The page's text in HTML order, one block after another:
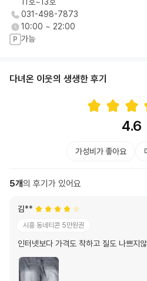
031-498-7873
10:00 ~ 22:00
P 가능
다녀온 이웃의 생생한 후기
4.6
가성비가 좋아요
5개의 후기가 있어요
김**
시흥 동네티콘 5만원권
인터넷보다 가격도 착하고 질도 나쁘지